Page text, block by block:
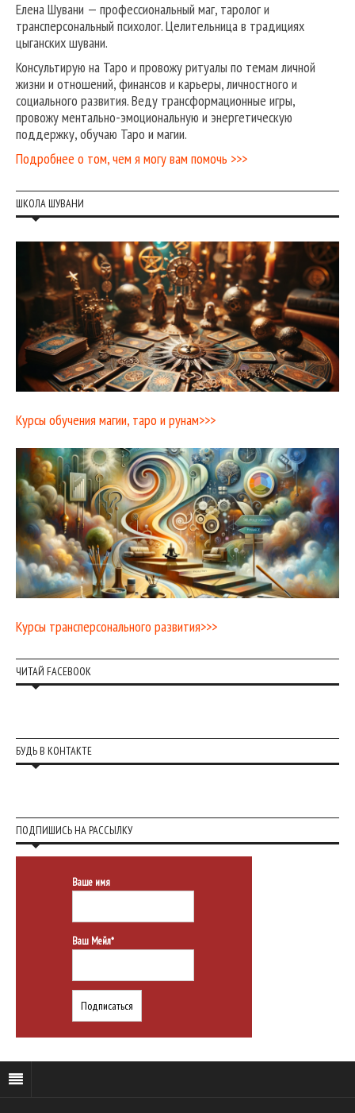
Елена Шувани — профессиональный маг, таролог и
трансперсональный психолог. Целительница в традициях
цыганских шувани.
Консультирую на Таро и провожу ритуалы по темам личной
жизни и отношений, финансов и карьеры, личностного и
социального развития. Веду трансформационные игры,
провожу ментально-эмоциональную и энергетическую
поддержку, обучаю Таро и магии.
Подробнее о том, чем я могу вам помочь >>>
ШКОЛА ШУВАНИ
Курсы обучения магии, таро и рунам>>>
Курсы трансперсонального развития>>>
ЧИТАЙ FACEBOOK
БУДЬ В КОНТАКТЕ
ПОДПИШИСЬ НА РАССЫЛКУ
Ваше имя
Ваш Мейл*